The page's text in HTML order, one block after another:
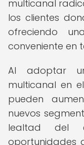
multicanal
los clientes
ofreciendo
conveniente en
Al adoptar
multicanal en
pueden
nuevos
lealtad del
oportunidades